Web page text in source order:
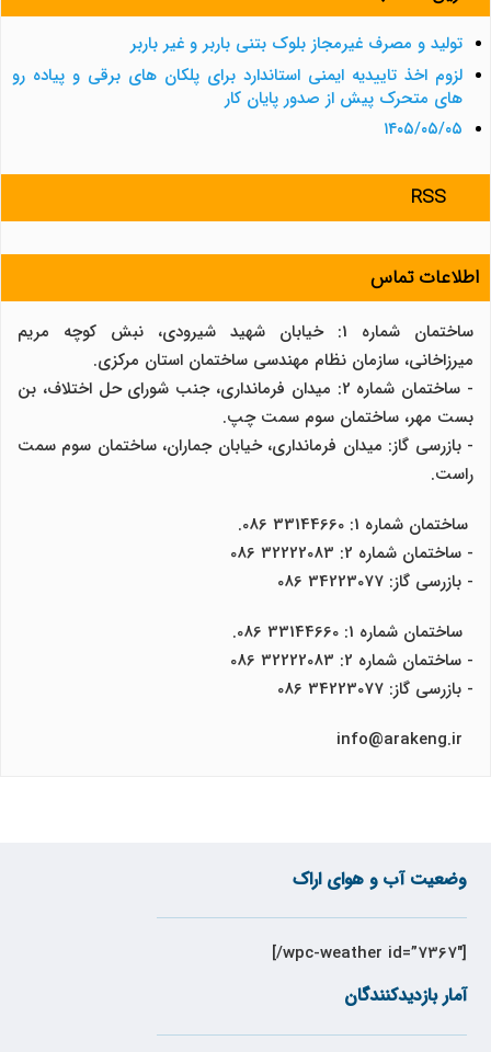
تولید و مصرف غیرمجاز بلوک بتنی باربر و غیر باربر
لزوم اخذ تاییدیه ایمنی استاندارد برای پلکان های برقی و پیاده رو
های متحرک پیش از صدور پایان کار
۱۴۰۵/۰۵/۰۵
RSS
اطلاعات تماس
ساختمان شماره 1: خیابان شهید شیرودی، نبش کوچه مریم
میرزاخانی، سازمان نظام مهندسی ساختمان استان مرکزی.
- ساختمان شماره 2: میدان فرمانداری، جنب شورای حل اختلاف، بن
بست مهر، ساختمان سوم سمت چپ.
- بازرسی گاز: میدان فرمانداری، خیابان جماران، ساختمان سوم سمت
راست.
ساختمان شماره 1: 33144660 086.
- ساختمان شماره 2: 32222083 086
- بازرسی گاز: 34223077 086
ساختمان شماره 1: 33144660 086.
- ساختمان شماره 2: 32222083 086
- بازرسی گاز: 34223077 086
وضعیت آب و هوای اراک
[wpc-weather id=”7367″/]
آمار بازدیدکنندگان